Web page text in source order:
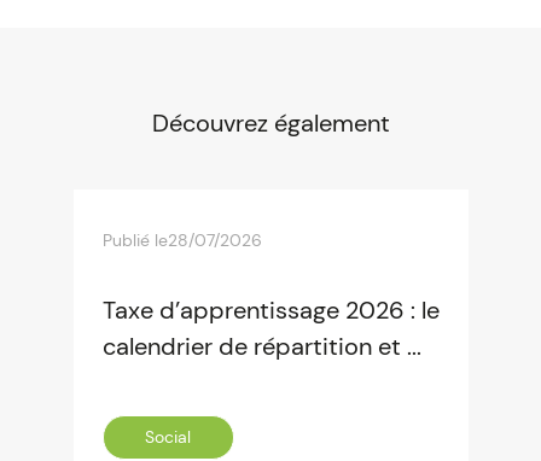
Découvrez également
Publié le28/07/2026
Taxe d’apprentissage 2026 : le
calendrier de répartition et ...
Social